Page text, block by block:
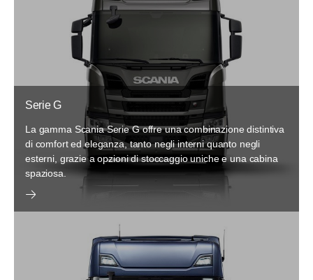
Serie G
La gamma Scania Serie G offre una combinazione distintiva
di comfort ed eleganza, tanto negli interni quanto negli
esterni, grazie a opzioni di stoccaggio uniche e una cabina
spaziosa.